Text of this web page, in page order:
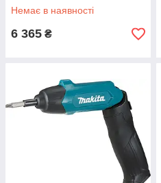
Немає в наявності
6 365 ₴